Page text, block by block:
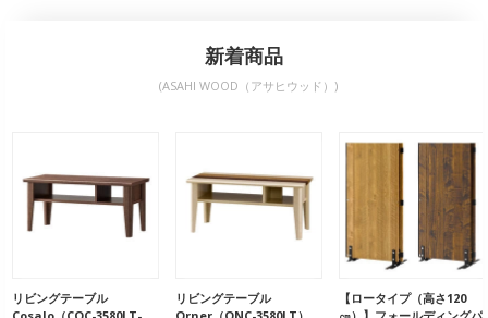
新着商品
(ASAHI WOOD（アサヒウッド）)
リビングテーブル
リビングテーブル
【ロータイプ（高さ120